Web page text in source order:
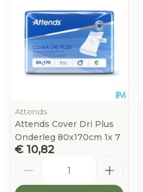
Attends
Attends Cover Dri Plus
Onderleg 80x170cm 1x 7
€ 10,82